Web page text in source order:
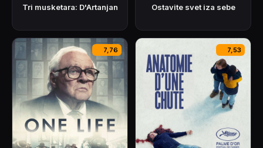
Tri musketara: D'Artanjan Ostavite svet iza sebe
7,76 7,53